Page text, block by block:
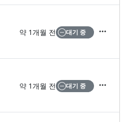
약 1개월 전 대기 중
약 1개월 전 대기 중